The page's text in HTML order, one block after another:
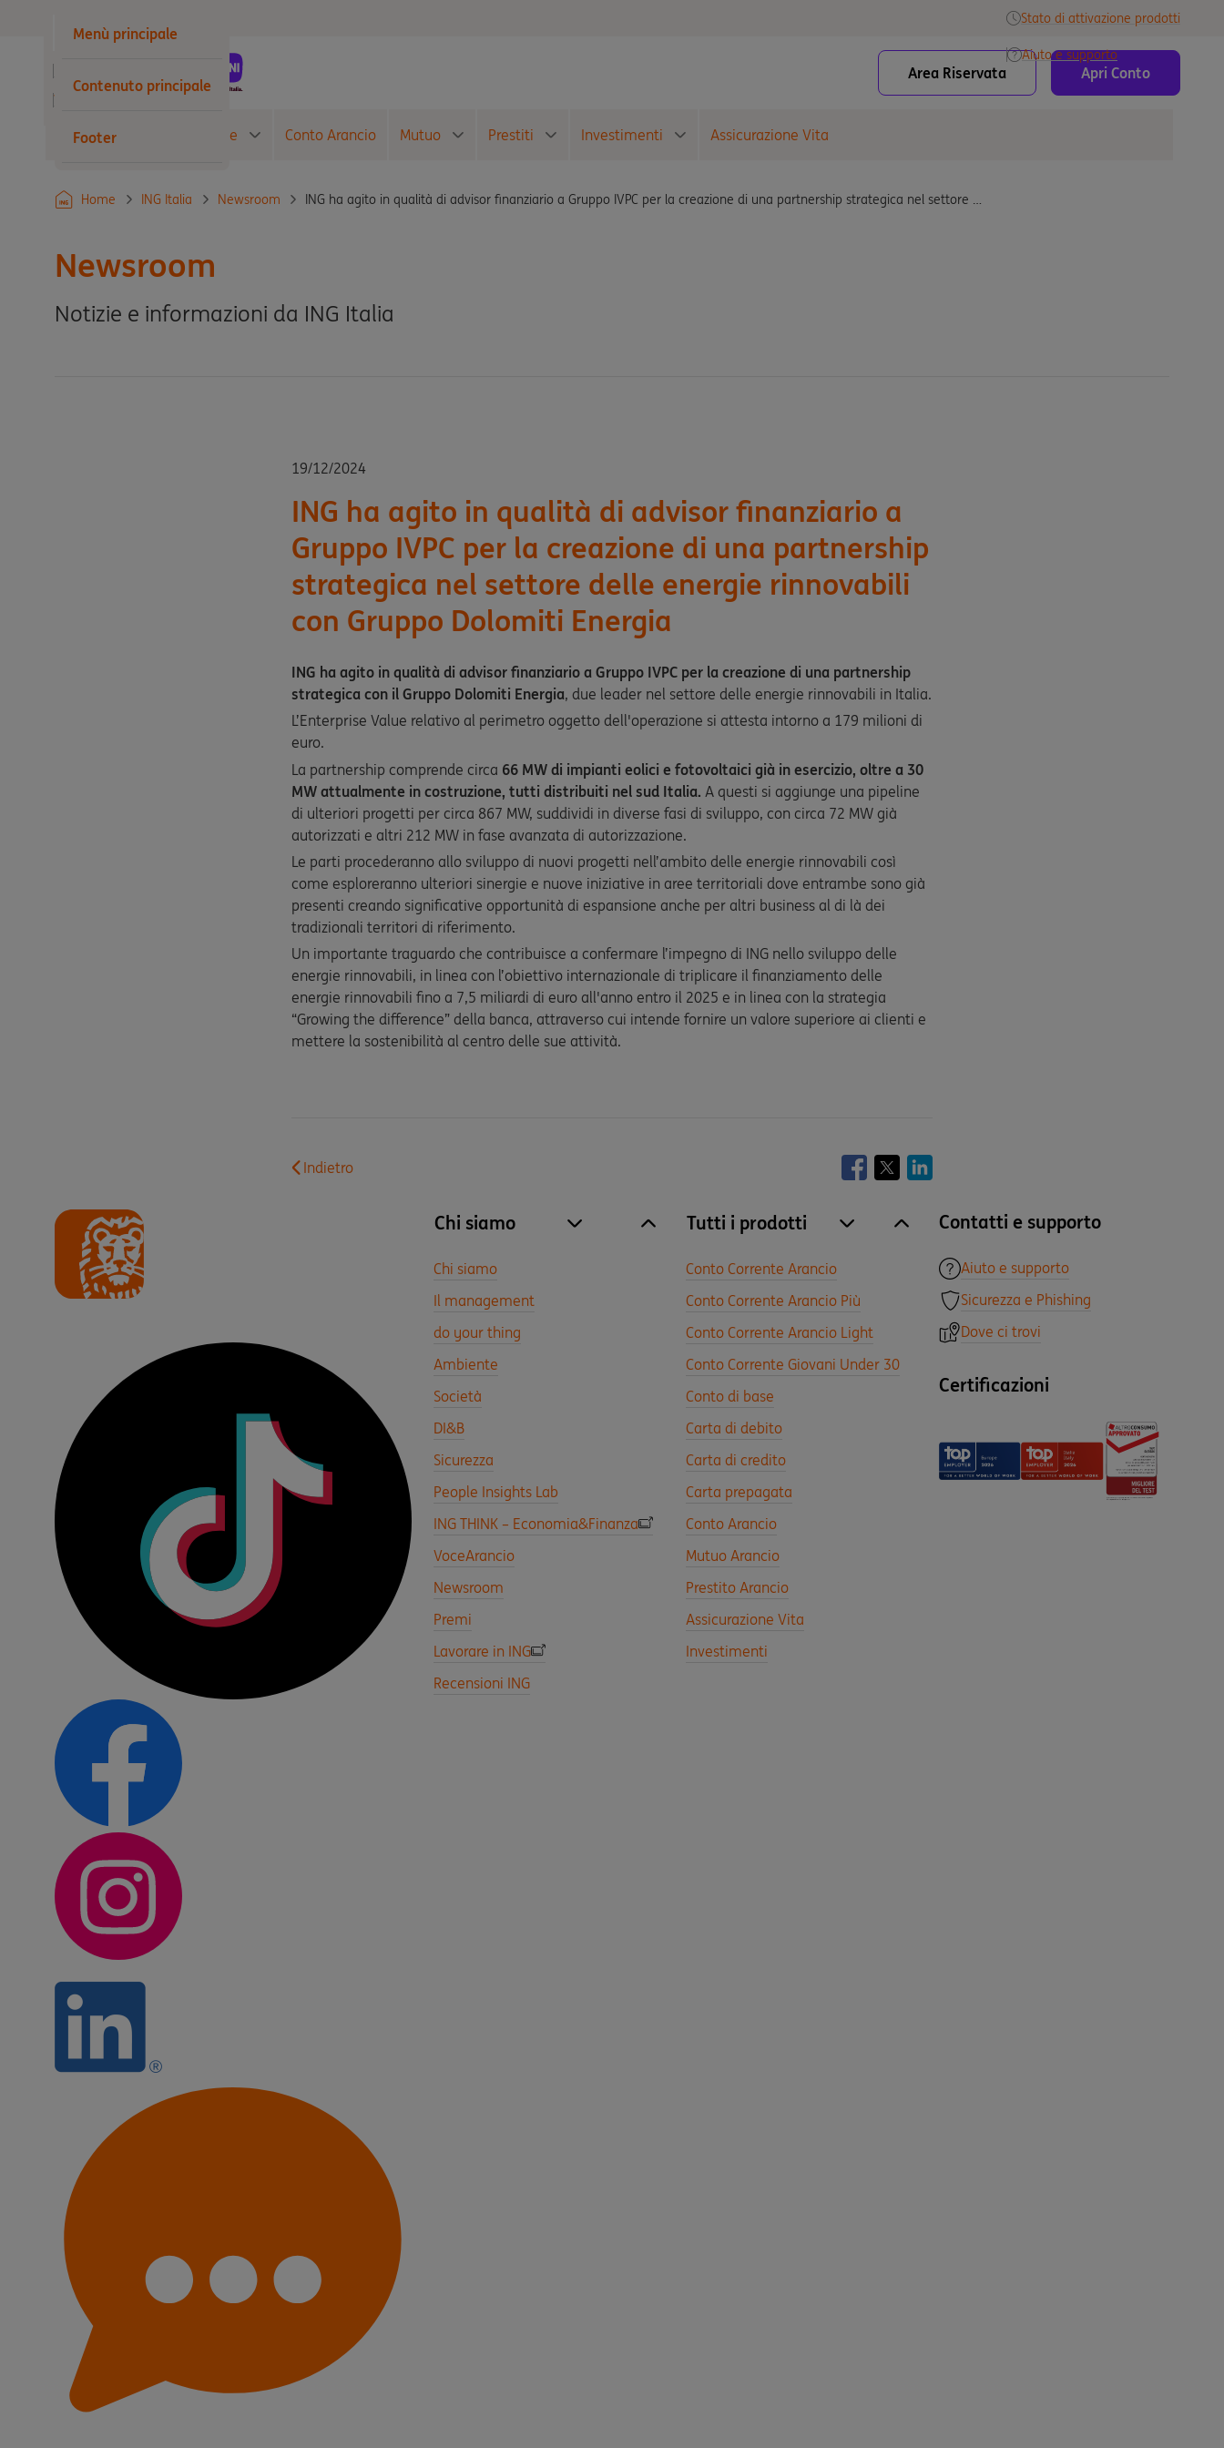
Menù principale
Contenuto principale
Footer
Privati
Wholesale
Stato di attivazione prodotti
Aiuto e supporto
Area Riservata Apri Conto
Conto Corrente Carte Conto Arancio Mutuo Prestiti Investimenti Assicurazione Vita
Home ING Italia Newsroom ING ha agito in qualità di advisor finanziario a Gruppo IVPC per la creazione di una partnership strategica nel settore …
Newsroom
Notizie e informazioni da ING Italia
19/12/2024
ING ha agito in qualità di advisor finanziario a
Gruppo IVPC per la creazione di una partnership
strategica nel settore delle energie rinnovabili
con Gruppo Dolomiti Energia
ING ha agito in qualità di advisor finanziario a Gruppo IVPC per la creazione di una partnership
strategica con il Gruppo Dolomiti Energia, due leader nel settore delle energie rinnovabili in Italia.
L’Enterprise Value relativo al perimetro oggetto dell'operazione si attesta intorno a 179 milioni di
euro.
La partnership comprende circa 66 MW di impianti eolici e fotovoltaici già in esercizio, oltre a 30
MW attualmente in costruzione, tutti distribuiti nel sud Italia. A questi si aggiunge una pipeline
di ulteriori progetti per circa 867 MW, suddividi in diverse fasi di sviluppo, con circa 72 MW già
autorizzati e altri 212 MW in fase avanzata di autorizzazione.
Le parti procederanno allo sviluppo di nuovi progetti nell’ambito delle energie rinnovabili così
come esploreranno ulteriori sinergie e nuove iniziative in aree territoriali dove entrambe sono già
presenti creando significative opportunità di espansione anche per altri business al di là dei
tradizionali territori di riferimento.
Un importante traguardo che contribuisce a confermare l’impegno di ING nello sviluppo delle
energie rinnovabili, in linea con l’obiettivo internazionale di triplicare il finanziamento delle
energie rinnovabili fino a 7,5 miliardi di euro all'anno entro il 2025 e in linea con la strategia
“Growing the difference” della banca, attraverso cui intende fornire un valore superiore ai clienti e
mettere la sostenibilità al centro delle sue attività.
Indietro
Chi siamo site.accordion.apri [it-IT] Chi siamo
Chiudi Chi siamo
Chi siamo
Il management
do your thing
Ambiente
Società
DI&B
Sicurezza
People Insights Lab
ING THINK – Economia&Finanza
VoceArancio
Newsroom
Premi
Lavorare in ING
Recensioni ING
Tutti i prodotti site.accordion.apri [it-IT] Tutti i prodotti
Chiudi Tutti i prodotti
Conto Corrente Arancio
Conto Corrente Arancio Più
Conto Corrente Arancio Light
Conto Corrente Giovani Under 30
Conto di base
Carta di debito
Carta di credito
Carta prepagata
Conto Arancio
Mutuo Arancio
Prestito Arancio
Assicurazione Vita
Investimenti
Contatti e supporto
Aiuto e supporto
Sicurezza e Phishing
Dove ci trovi
Certificazioni